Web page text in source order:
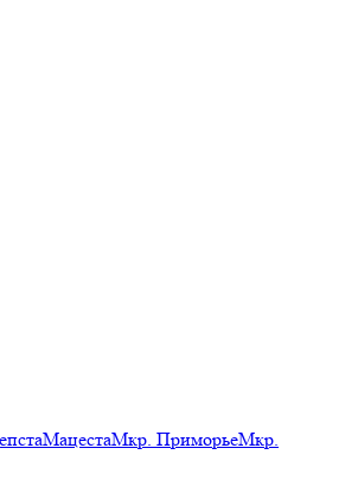
МацестаМкр. ПриморьеМкр.